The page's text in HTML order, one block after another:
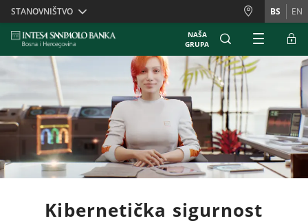
Skiplinks
STANOVNIŠTVO BS EN
NAŠA
GRUPA
Kibernetička sigurnost